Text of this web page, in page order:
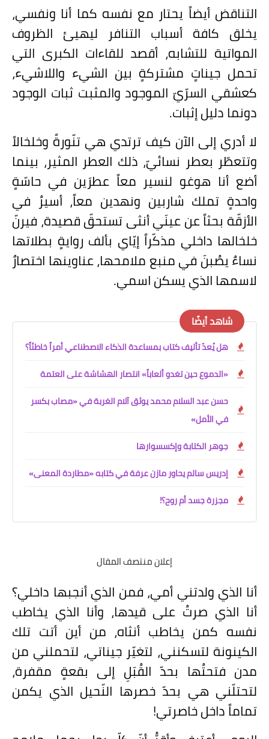
التناقض أيضاً يحتار مع نفسه كما أنا ونفسي،
يخلق كافة أسباب التنافر ليهيئ الظروف
المواتية للتشابه، أقصد للقاءات الكبرى التي
تحمل جيناتٍ مشتركةٍ بين الشيء واللاشيء،
كعشقي السرّيّ الموجود والمثبت ثبات الوجود
دونما دليل إثبات.
لا أدري إلى الآن كيف ترتدي هي تنّورةً وخلخالاً
وتتعطّر بعطر نسائيّ، ذلك العطر المثير، بينما
أضع أنا هوغو لنسير معاً عطرَين في حاسّةٍ
واحدةٍ تملك شاربين ونهدين معاً، أسيرُ في
الأزقّة بحثاً عن عينَي أنثى تستحقّ قصيدة، فيرنّ
خلخالها داخلي مذكّراً إيّاي بألف روايةٍ بطلاتها
نساءٌ يصُبنَ في منبع ملامحها، عناوينها اختصارٌ
لاسمها الذي يسكن اسمي.
شاهد أيضًا
هل يُعدّ تأليف كتاب بمساعدة الذكاء الاصطناعي أمراً خاطئاً؟
«الدموع حين تغدو ألعاباً» انتصار الهشاشة على العتمة
حسن عبد السلام محمد يوثق آلام الغربة في «مصاب بكسر
في الأمل»
جوهر الكتابة وإكسسوارها
إدريس سالم يحاور مازن عرفة في كتابه «مطاردة المعنى»
مجزرة جسد أم روح؟!
إعلان منتصف المقال
أنا الذي ولدتني أمي، فمن الذي أنجبها داخلي؟
أنا الذي صرتُ على قيدها، وأنا الذي يخاطب
نفسه كمن يخاطب أنثاه، من أين أتت تلك
الكينونة لتسكنني، لتغيّر جيناتي، لتحملني من
مدن فتحتُها بحدّ القُبَلِ إلى بقعةٍ مقفرة،
لتحتلّني هي بحدّ خصرها النّحيل الذي يكمن
تماماً داخل خاصرتي!